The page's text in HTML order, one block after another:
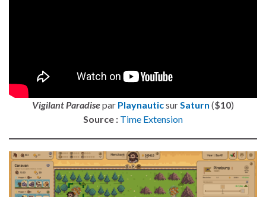
Vigilant Paradisepar Playnauticsur Saturn ($10)
Source : Time Extension